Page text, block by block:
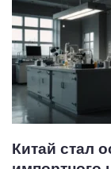
Китай стал